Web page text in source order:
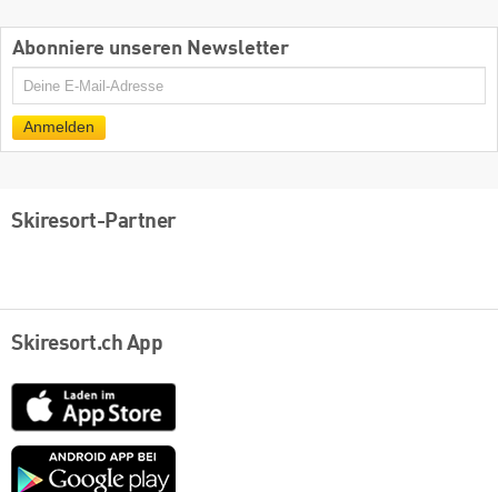
Abonniere unseren Newsletter
E-
Anmelden
Skiresort-Partner
Skiresort.ch App
App
Store
Google